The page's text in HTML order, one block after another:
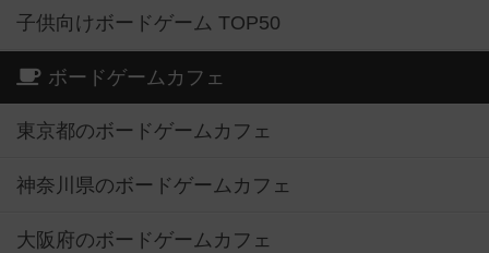
子供向けボードゲーム TOP50
ボードゲームカフェ
東京都のボードゲームカフェ
神奈川県のボードゲームカフェ
大阪府のボードゲームカフェ